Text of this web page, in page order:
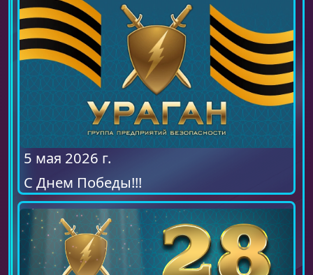
5 мая 2026 г.
С Днем Победы!!!